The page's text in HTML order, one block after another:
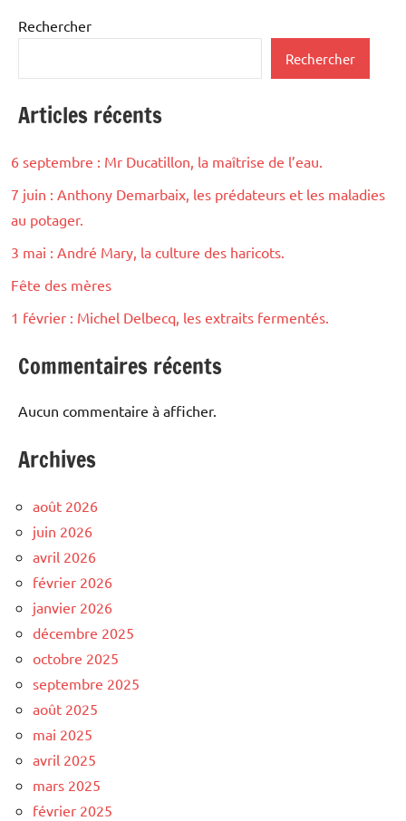
Rechercher
Rechercher
Articles récents
6 septembre : Mr Ducatillon, la maîtrise de l’eau.
7 juin : Anthony Demarbaix, les prédateurs et les maladies
au potager.
3 mai : André Mary, la culture des haricots.
Fête des mères
1 février : Michel Delbecq, les extraits fermentés.
Commentaires récents
Aucun commentaire à afficher.
Archives
août 2026
juin 2026
avril 2026
février 2026
janvier 2026
décembre 2025
octobre 2025
septembre 2025
août 2025
mai 2025
avril 2025
mars 2025
février 2025